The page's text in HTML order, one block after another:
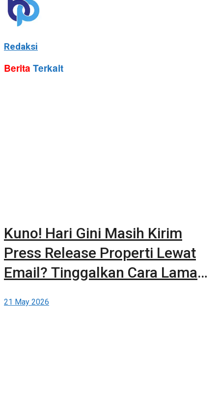
Redaksi
Berita Terkait
Kuno! Hari Gini Masih Kirim
Press Release Properti Lewat
Email? Tinggalkan Cara Lama
Gratis di Berita-Properti.com
21 May 2026